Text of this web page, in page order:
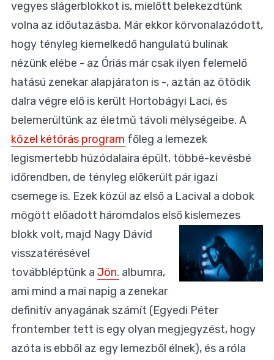
vegyes slágerblokkot is, mielőtt belekezdtünk
volna az időutazásba. Már ekkor körvonalazódott,
hogy tényleg kiemelkedő hangulatú bulinak
nézünk elébe - az Óriás már csak ilyen felemelő
hatású zenekar alapjáraton is -, aztán az ötödik
dalra végre elő is került Hortobágyi Laci, és
belemerültünk az életmű távoli mélységeibe. A
közel kétórás program főleg a lemezek
legismertebb húzódalaira épült, többé-kevésbé
időrendben, de tényleg előkerült pár igazi
csemege is. Ezek közül az első a Lacival a dobok
mögött előadott háromdalos első kislemezes
blokk volt, majd Nagy Dávid
visszatérésével
továbbléptünk a Jön. albumra,
ami mind a mai napig a zenekar
definitív anyagának számít (Egyedi Péter
frontember tett is egy olyan megjegyzést, hogy
azóta is ebből az egy lemezből élnek), és a róla